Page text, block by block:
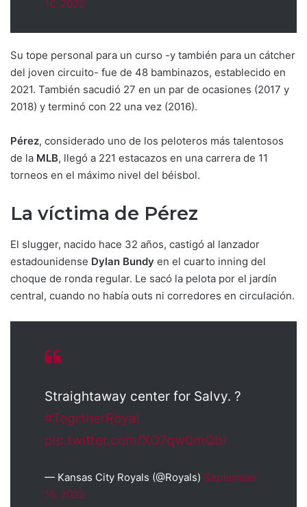
16, 2022
Su tope personal para un curso -y también para un cátcher
del joven circuito- fue de 48 bambinazos, establecido en
2021. También sacudió 27 en un par de ocasiones (2017 y
2018) y terminó con 22 una vez (2016).
Pérez, considerado uno de los peloteros más talentosos
de la MLB, llegó a 221 estacazos en una carrera de 11
torneos en el máximo nivel del béisbol.
La víctima de Pérez
El slugger, nacido hace 32 años, castigó al lanzador
estadounidense Dylan Bundy en el cuarto inning del
choque de ronda regular. Le sacó la pelota por el jardín
central, cuando no había outs ni corredores en circulación.
Straightaway center for Salvy. ?
#TogrtherRoyal
pic.twitter.com/XO7qw0mQbi
— Kansas City Royals (@Royals) September
16, 2022